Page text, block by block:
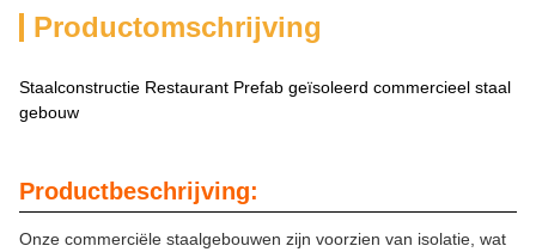
Productomschrijving
Staalconstructie Restaurant Prefab geïsoleerd commercieel staal
gebouw
Productbeschrijving:
Onze commerciële staalgebouwen zijn voorzien van isolatie, wat